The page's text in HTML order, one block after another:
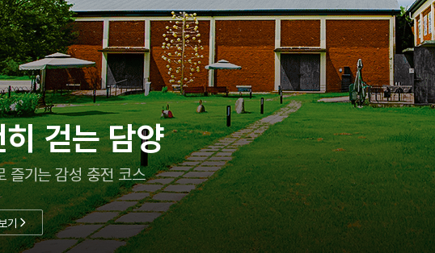
걷는 담양
즐기는 감성 충전 코스
기